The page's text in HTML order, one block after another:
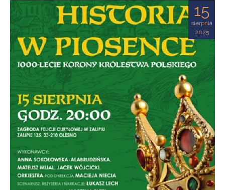
15
sierpnia
2025